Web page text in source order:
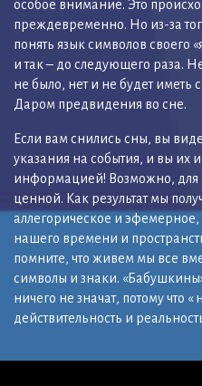
особое внимание. Это
преждевременно. Но из-за
понять язык символов своего
и так – до следующего раза.
не было, нет и не будет иметь
Даром предвидения во сне.
Если вам снились сны, вы
указания на события, и вы их
информацией! Возможно, для
ценной. Как результат мы
аллегорическое и
нашего времени и
помните, что живем мы все
символы и знаки.
ничего не значат, потому что «
действительность и